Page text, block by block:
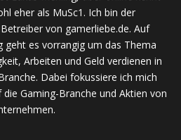
eher als MuSc1. Ich bin der
von gamerliebe.de. Auf
geht es vorrangig um das Thema
Arbeiten und Geld verdienen in
Dabei fokussiere ich mich
Gaming-Branche und Aktien von